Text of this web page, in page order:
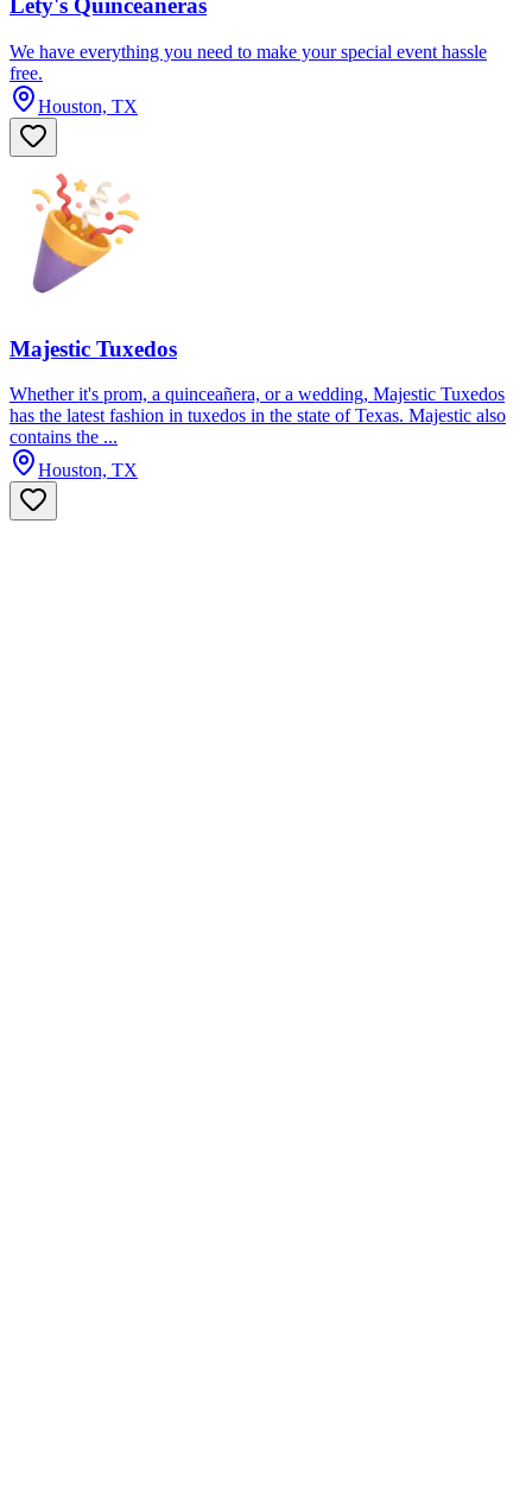
Lety's Quinceaneras
We have everything you need to make your special event hassle
free.
Houston, TX
Majestic Tuxedos
Whether it's prom, a quinceañera, or a wedding, Majestic Tuxedos
has the latest fashion in tuxedos in the state of Texas. Majestic also
contains the ...
Houston, TX